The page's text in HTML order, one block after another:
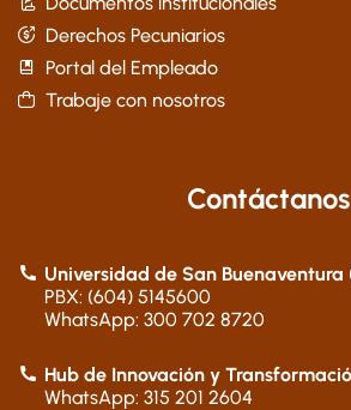
Derechos Pecuniarios
Portal del Empleado
Trabaje con nosotros
Contáctanos
Universidad de San
PBX: (604) 5145600
WhatsApp: 300 702 8720
Hub de Innovación y
WhatsApp: 315 201 2604